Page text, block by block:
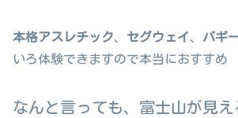
本格アスレチック、 セグウェイ、 バギ
いろ体験できますので本当におすすめ
なんと言っても、富士山が見